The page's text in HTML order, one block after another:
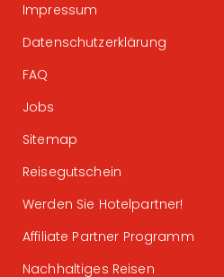
Impressum
Datenschutzerklärung
FAQ
Jobs
Sitemap
Reisegutschein
Werden Sie Hotelpartner!
Affiliate Partner Programm
Nachhaltiges Reisen